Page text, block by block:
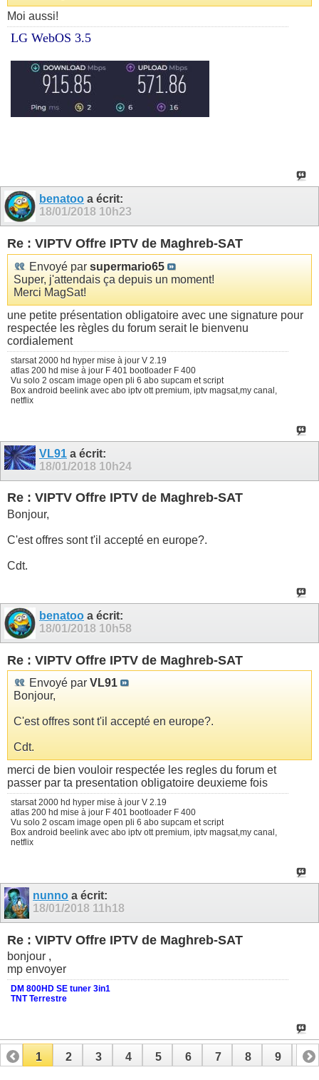
Moi aussi!
LG WebOS 3.5
benatoo a écrit:
18/01/2018 10h23
Re : VIPTV Offre IPTV de Maghreb-SAT
Envoyé par supermario65
Super, j'attendais ça depuis un moment!
Merci MagSat!
une petite présentation obligatoire avec une signature pour
respectée les règles du forum serait le bienvenu
cordialement
starsat 2000 hd hyper mise à jour V 2.19
atlas 200 hd mise à jour F 401 bootloader F 400
Vu solo 2 oscam image open pli 6 abo supcam et script
Box android beelink avec abo iptv ott premium, iptv magsat,my canal,
netflix
VL91 a écrit:
18/01/2018 10h24
Re : VIPTV Offre IPTV de Maghreb-SAT
Bonjour,
C'est offres sont t'il accepté en europe?.
Cdt.
benatoo a écrit:
18/01/2018 10h58
Re : VIPTV Offre IPTV de Maghreb-SAT
Envoyé par VL91
Bonjour,
C'est offres sont t'il accepté en europe?.
Cdt.
merci de bien vouloir respectée les regles du forum et
passer par ta presentation obligatoire deuxieme fois
starsat 2000 hd hyper mise à jour V 2.19
atlas 200 hd mise à jour F 401 bootloader F 400
Vu solo 2 oscam image open pli 6 abo supcam et script
Box android beelink avec abo iptv ott premium, iptv magsat,my canal,
netflix
nunno a écrit:
18/01/2018 11h18
Re : VIPTV Offre IPTV de Maghreb-SAT
bonjour ,
mp envoyer
DM 800HD SE tuner 3in1
TNT Terrestre
1 2 3 4 5 6 7 8 9 10